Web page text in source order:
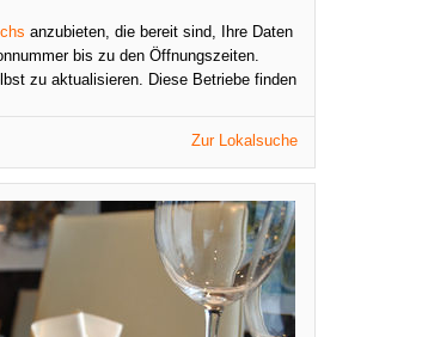
anzubieten, die bereit sind, Ihre Daten
bis zu den Öffnungszeiten.
zu aktualisieren. Diese Betriebe finden
Zur Lokalsuche